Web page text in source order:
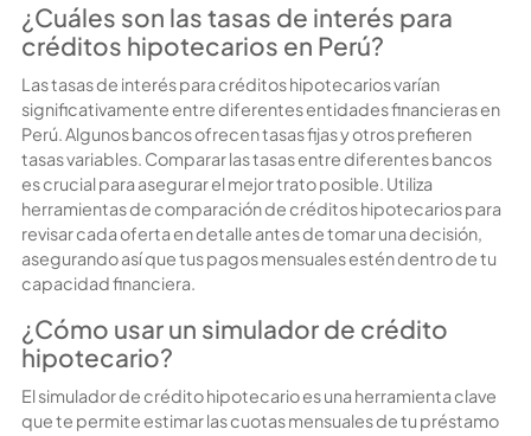
¿Cuáles son las tasas de interés para
créditos hipotecarios en Perú?
Las tasas de interés para créditos hipotecarios varían
significativamente entre diferentes entidades financieras en
Perú. Algunos bancos ofrecentasas fijasy otros prefieren
tasas variables. Comparar las tasas entre diferentes bancos
es crucial para asegurar el mejor trato posible. Utiliza
herramientas de comparación de créditos hipotecarios para
revisar cada oferta en detalle antes de tomar una decisión,
asegurando así que tus pagos mensuales estén dentro de tu
capacidad financiera.
¿Cómo usar un simulador de crédito
hipotecario?
Elsimulador de crédito hipotecarioes una herramienta clave
que te permite estimar las cuotas mensuales de tu préstamo